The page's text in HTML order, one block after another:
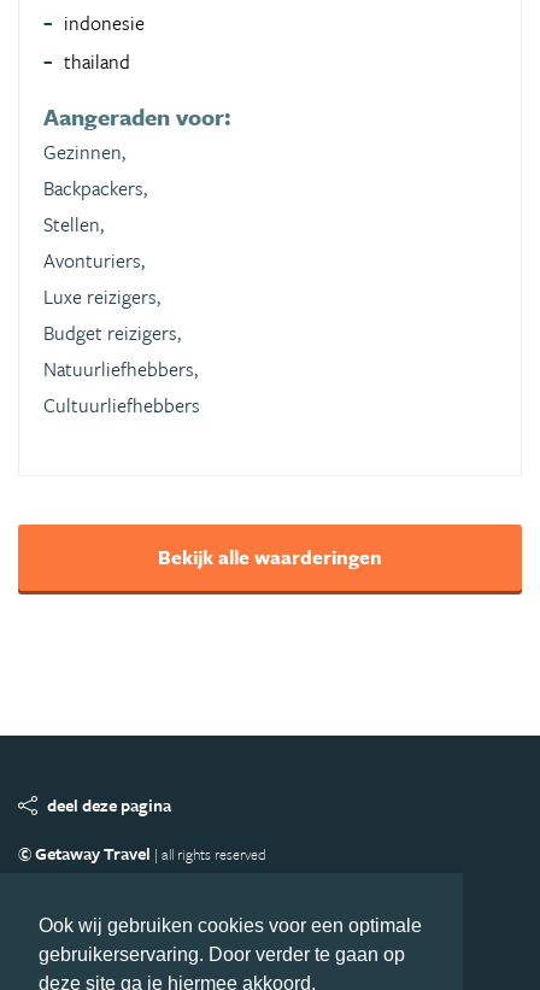
Ook wij gebruiken cookies voor een optimale
gebruikerservaring. Door verder te gaan op
deze site ga je hiermee akkoord.
indonesie
thailand
Aangeraden voor:
Gezinnen,
Backpackers,
Stellen,
Avonturiers,
Luxe reizigers,
Budget reizigers,
Natuurliefhebbers,
Cultuurliefhebbers
Bekijk alle waarderingen
deel deze pagina
© Getaway Travel | all rights reserved
Copyright
Privacy statement Disclaimer
Cookies
Volg MiddenAmerika.nl